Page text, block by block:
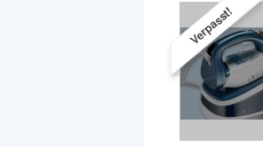
Verpasst!